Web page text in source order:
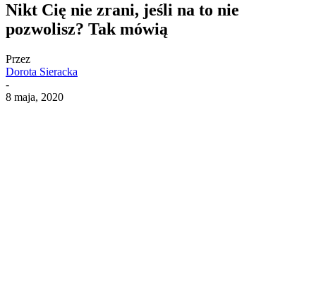
Nikt Cię nie zrani, jeśli na to nie
pozwolisz? Tak mówią
Przez
Dorota Sieracka
-
8 maja, 2020